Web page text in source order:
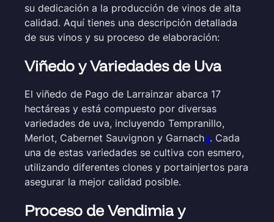
su dedicación a la producción de vinos de alta
calidad. Aquí tienes una descripción detallada
de sus vinos y su proceso de elaboración:
Viñedo y Variedades de Uva
El viñedo de Pago de Larrainzar abarca 17
hectáreas y está compuesto por diversas
variedades de uva, incluyendo Tempranillo,
Merlot, Cabernet Sauvignon y Garnacha. Cada
una de estas variedades se cultiva con esmero,
utilizando diferentes clones y portainjertos para
asegurar la mejor calidad posible.
Proceso de Vendimia y